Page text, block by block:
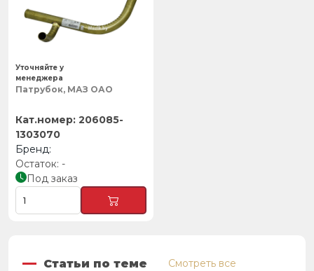
Патрубок, МАЗ ОАО
206085-
1303070
-
Под заказ
Уточняйте у
менеджера
Статьи по теме Смотреть все